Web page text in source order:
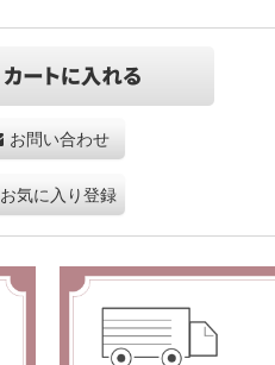
お問い合わせ
お気に入り登録